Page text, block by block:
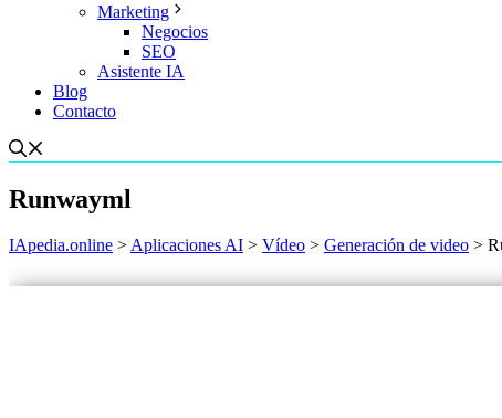
Marketing
Negocios
SEO
Asistente IA
Blog
Contacto
Runwayml
IApedia.online >Aplicaciones AI > Vídeo > Generación de video >